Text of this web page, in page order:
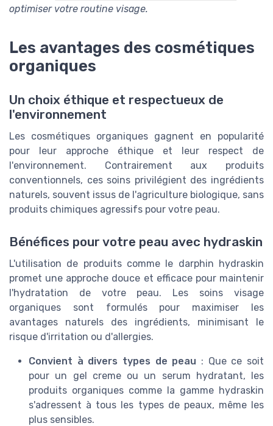
optimiser votre routine visage.
Les avantages des cosmétiques
organiques
Un choix éthique et respectueux de
l'environnement
Les cosmétiques organiques gagnent en popularité
pour leur approche éthique et leur respect de
l'environnement. Contrairement aux produits
conventionnels, ces soins privilégient des ingrédients
naturels, souvent issus de l'agriculture biologique, sans
produits chimiques agressifs pour votre peau.
Bénéfices pour votre peau avec hydraskin
L'utilisation de produits comme le darphin hydraskin
promet une approche douce et efficace pour maintenir
l'hydratation de votre peau. Les soins visage
organiques sont formulés pour maximiser les
avantages naturels des ingrédients, minimisant le
risque d'irritation ou d'allergies.
Convient à divers types de peau : Que ce soit
pour un gel creme ou un serum hydratant, les
produits organiques comme la gamme hydraskin
s'adressent à tous les types de peaux, même les
plus sensibles.